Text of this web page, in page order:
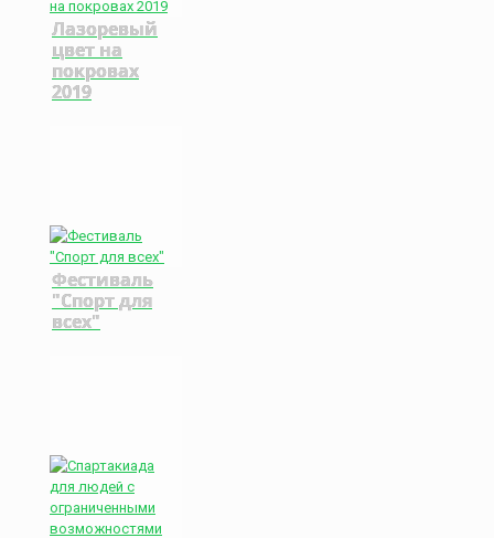
Лазоревый
цвет на
покровах
2019
Фестиваль
"Спорт для
всех"